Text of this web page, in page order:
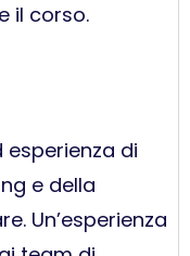
il corso.
esperienza di
e della
Un’esperienza